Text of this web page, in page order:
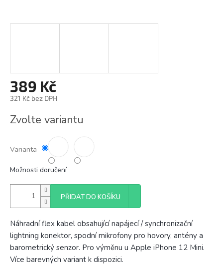
389 Kč
321 Kč bez DPH
cena:
Zvolte variantu
Varianta
Možnosti doručení
PŘIDAT DO KOŠÍKU
Náhradní flex kabel obsahující napájecí / synchronizační
lightning konektor, spodní mikrofony pro hovory, antény a
barometrický senzor. Pro výměnu u Apple iPhone 12 Mini.
Více barevných variant k dispozici.